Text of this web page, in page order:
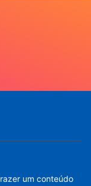
um conteúdo